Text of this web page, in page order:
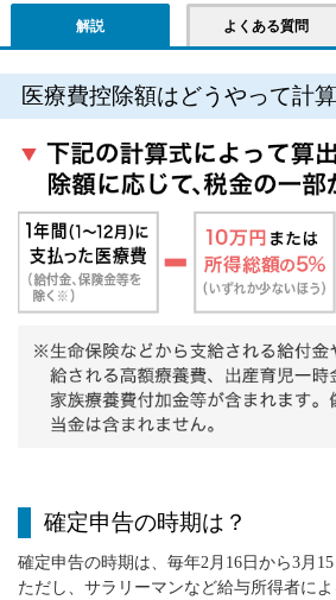
解説 よくある質問
医療費控除額はどうやって計
確定申告の時期は？
確定申告の時期は、毎年2月16日から3月15
ただし、サラリーマンなど給与所得者に